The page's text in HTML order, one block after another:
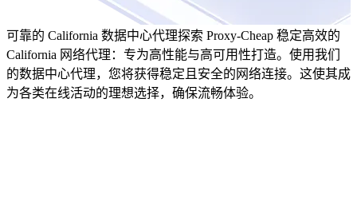
可靠的 California 数据中心代理探索 Proxy-Cheap 稳定高效的
California 网络代理：专为高性能与高可用性打造。使用我们
的数据中心代理，您将获得稳定且安全的网络连接。这使其成
为各类在线活动的理想选择，确保流畅体验。